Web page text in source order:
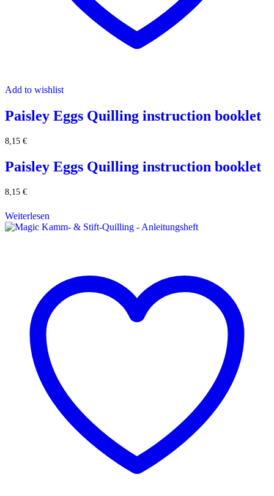
Add to wishlist
Paisley Eggs Quilling instruction booklet
8,15 €
Paisley Eggs Quilling instruction booklet
8,15 €
Weiterlesen